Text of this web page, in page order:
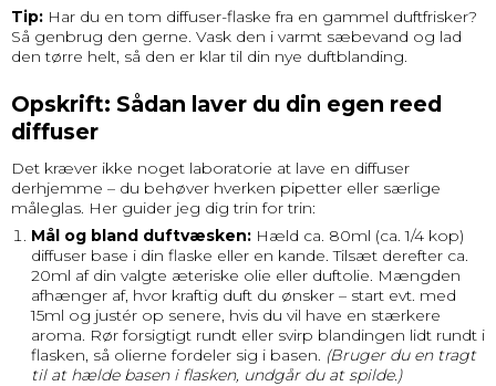
Tip: Har du en tom diffuser-flaske fra en gammel duftfrisker?
Så genbrug den gerne. Vask den i varmt sæbevand og lad
den tørre helt, så den er klar til din nye duftblanding.
Opskrift: Sådan laver du din egen reed
diffuser
Det kræver ikke noget laboratorie at lave en diffuser
derhjemme – du behøver hverken pipetter eller særlige
måleglas. Her guider jeg dig trin for trin:
Mål og bland duftvæsken:Hæld ca. 80ml (ca. 1/4 kop)
diffuser base i din flaske eller en kande. Tilsæt derefter ca.
20ml af din valgte æteriske olie eller duftolie. Mængden
afhænger af, hvor kraftig duft du ønsker – start evt. med
15ml og justér op senere, hvis du vil have en stærkere
aroma. Rør forsigtigt rundt eller svirp blandingen lidt rundt i
flasken, så olierne fordeler sig i basen. (Bruger du en tragt
til at hælde basen i flasken, undgår du at spilde.)